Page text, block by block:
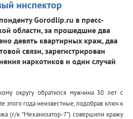
инспектор
Gorodlip.ru в пресс-
области, за прошедшие два
девять квартирных краж, два
связи, зарегистрирован
наркотиков и один случай
округу обратился мужчина 30 лет с
этого года неизвестные, подобрав ключ к
(г/к "Механизатор-7") совершили кражу